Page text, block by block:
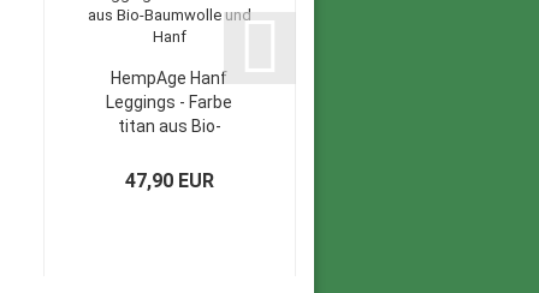
HempAge Hanf
Leggings - Farbe
titan aus Bio-
47,90 EUR